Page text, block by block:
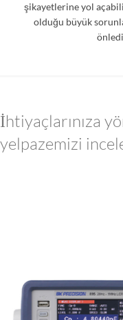
şikayetlerine yol
olduğu büyük
İhtiyaçlarınıza
yelpazemizi